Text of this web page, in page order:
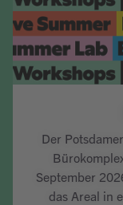
Der
September
das Areal in